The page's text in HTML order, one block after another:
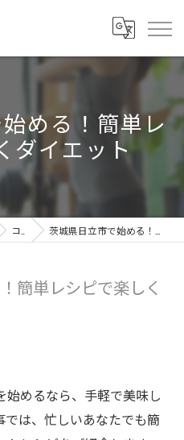
める！簡単レ
ダイエット
コラム 茨城県日立市で始める！簡単レシピで楽しくダイエット
簡単レシピで楽しく
めるなら、手軽で美味し
では、忙しいあなたでも簡